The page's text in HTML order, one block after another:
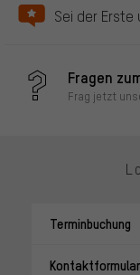
Sei der Erste
Fragen
Frag jetzt
Terminbuchung
Kontaktformular